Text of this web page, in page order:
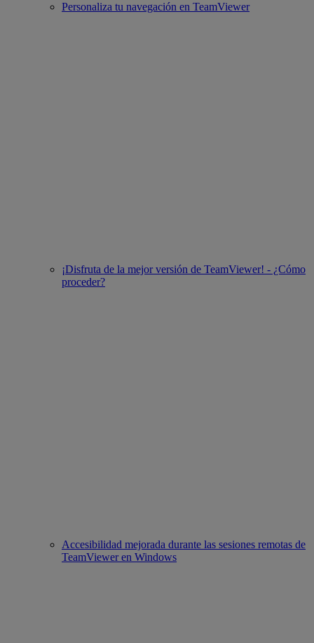
Personaliza tu navegación en TeamViewer
¡Disfruta de la mejor versión de TeamViewer! - ¿Cómo
proceder?
Accesibilidad mejorada durante las sesiones remotas de
TeamViewer en Windows